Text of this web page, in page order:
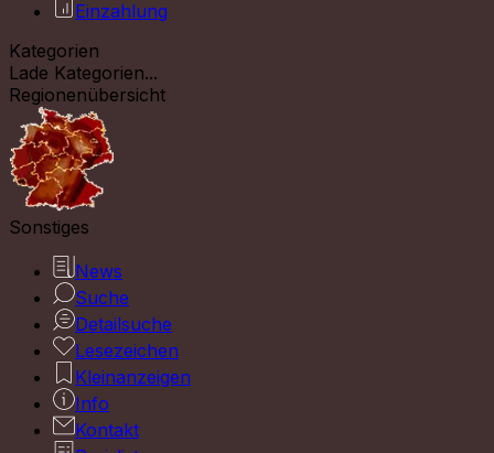
Einzahlung
Kategorien
Lade Kategorien...
Regionenübersicht
Sonstiges
News
Suche
Detailsuche
Lesezeichen
Kleinanzeigen
Info
Kontakt